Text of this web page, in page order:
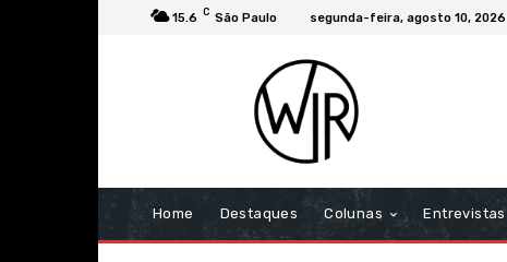
15.6 C São Paulo segunda-feira, agosto 10, 2026
Home Destaques Colunas Entrevistas